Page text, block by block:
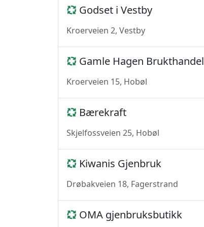
Godset i Vestby
Kroerveien 2, Vestby
Gamle Hagen Brukthandel
Kroerveien 15, Hobøl
Bærekraft
Skjelfossveien 25, Hobøl
Kiwanis Gjenbruk
Drøbakveien 18, Fagerstrand
OMA gjenbruksbutikk